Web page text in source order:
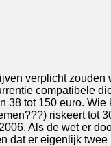
verplicht
compatibele
tot 150 euro.
riskeert tot
Als de wet er
er eigenlijk